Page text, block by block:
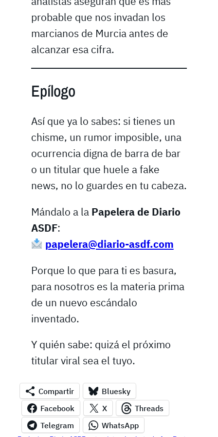
probable que nos invadan los
marcianos de Murcia antes de
alcanzar esa cifra.
Epílogo
Así que ya lo sabes: si tienes un
chisme, un rumor imposible, una
ocurrencia digna de barra de bar
o un titular que huele a fake
news, no lo guardes en tu cabeza.
Mándalo a la Papelera de Diario
ASDF:
papelera@diario-asdf.com
Porque lo que para ti es basura,
para nosotros es la materia prima
de un nuevo escándalo
inventado.
Y quién sabe: quizá el próximo
titular viral sea el tuyo.
Compartir
Bluesky
Facebook
X
Threads
Telegram
WhatsApp